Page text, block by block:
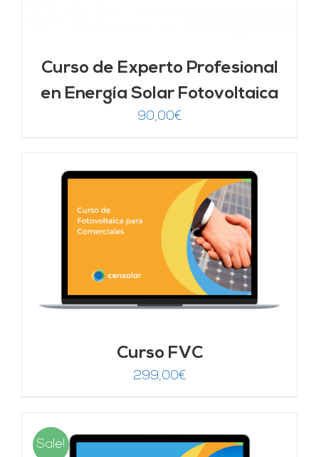
Curso de Experto Profesional
en Energía Solar Fotovoltaica
90,00€
Curso FVC
299,00€
Sale!